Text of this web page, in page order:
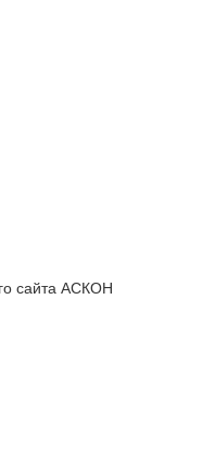
сайта АСКОН